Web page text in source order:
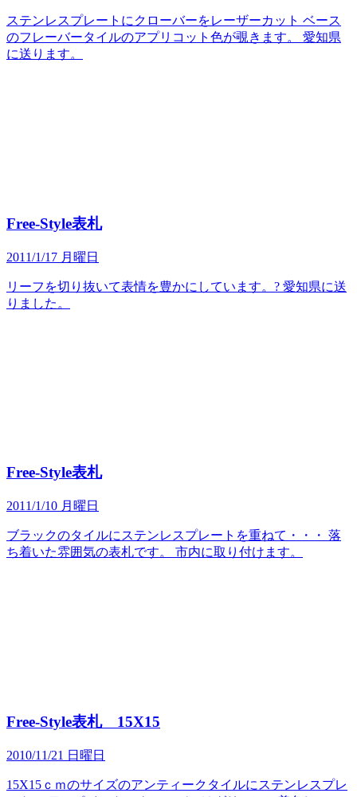
ステンレスプレートにクローバーをレーザーカット ベース
のフレーバータイルのアプリコット色が覗きます。 愛知県
に送ります。
Free-Style表札
2011/1/17 月曜日
リーフを切り抜いて表情を豊かにしています。? 愛知県に送
りました。
Free-Style表札
2011/1/10 月曜日
ブラックのタイルにステンレスプレートを重ねて・・・ 落
ち着いた雰囲気の表札です。 市内に取り付けます。
Free-Style表札 15X15
2010/11/21 日曜日
15X15ｃｍのサイズのアンティークタイルにステンレスプレ